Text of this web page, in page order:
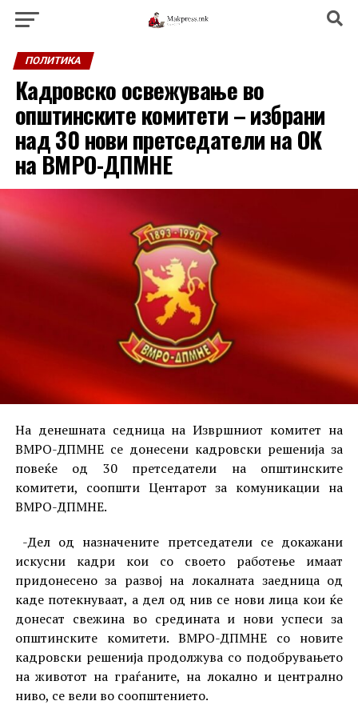
ПОЛИТИКА
Кадровско освежување во
општинските комитети – избрани
над 30 нови претседатели на ОК
на ВМРО-ДПМНЕ
На денешната седница на Извршниот комитет на
ВМРО-ДПМНЕ се донесени кадровски решенија за
повеќе од 30 претседатели на општинските
комитети, соопшти Центарот за комуникации на
ВМРО-ДПМНЕ.
-Дел од назначените претседатели се докажани
искусни кадри кои со своето работење имаат
придонесено за развој на локалната заедница од
каде потекнуваат, а дел од нив се нови лица кои ќе
донесат свежина во средината и нови успеси за
општинските комитети. ВМРО-ДПМНЕ со новите
кадровски решенија продолжува со подобрувањето
на животот на граѓаните, на локално и централно
ниво, се вели во соопштението.